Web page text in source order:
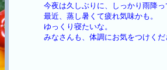
今夜は久しぶりに、しっかり雨降っ
最近、蒸し暑くて疲れ気味かも。
ゆっくり寝たいな。
みなさんも、体調にお気をつけく